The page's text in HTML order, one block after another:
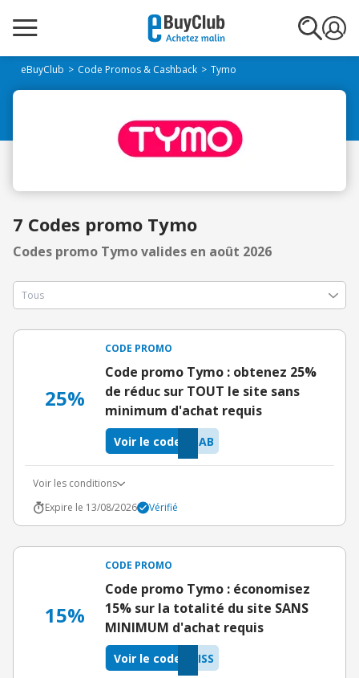
eBuyClub Code Promos & Cashback Tymo
7 Codes promo Tymo
Codes promo Tymo valides en août 2026
25%
CODE PROMO
Code promo Tymo : obtenez 25%
de réduc sur TOUT le site sans
minimum d'achat requis
5AB
Voir le code
Voir les conditions
Expire le 13/08/2026
Vérifié
15%
CODE PROMO
Code promo Tymo : économisez
15% sur la totalité du site SANS
MINIMUM d'achat requis
ISS
Voir le code